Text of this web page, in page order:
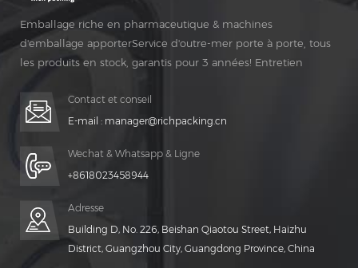
Emballage riche en pharmaceutique & machines
d'emballage apporterService d'outre-mer porte à porte, tous
les produits en stock, garantis pour 3 années! Entretien
Contact et conseil
E-mail : manager@richpacking.cn
Wechat & Whatsapp & Ligne
+8618023458944
Adresse
Building D, No. 226, Beishan Qiaotou Street, Haizhu
District, Guangzhou City, Guangdong Province, China